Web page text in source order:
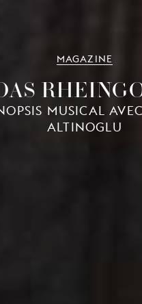
MAGAZINE
MUSICAL
ALTINOGLU